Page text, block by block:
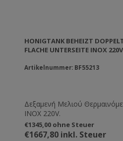
HONIGTANK BEHEIZT
FLACHE UNTERSEITE INOX 220V
Artikelnummer: BF55213
Δεξαμενή Μελιού
ΙΝΟΧ 220V.
€1345,00 ohne Steuer
€1667,80 inkl. Steuer